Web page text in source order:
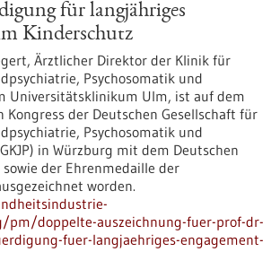
für langjähriges
Kinderschutz
Ärztlicher Direktor der Klinik für
Psychosomatik und
Universitätsklinikum Ulm, ist auf dem
Kongress der Deutschen Gesellschaft für
Psychosomatik und
in Würzburg mit dem Deutschen
der Ehrenmedaille der
worden.
pm/doppelte-auszeichnung-fuer-prof-dr-
fuer-langjaehriges-engagement-